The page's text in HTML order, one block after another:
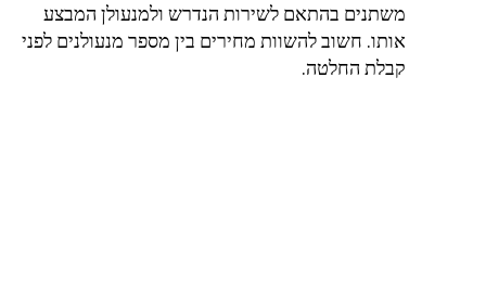
משתנים בהתאם לשירות הנדרש ולמנעולן המבצע
אותו. חשוב להשוות מחירים בין מספר מנעולנים לפני
קבלת החלטה.